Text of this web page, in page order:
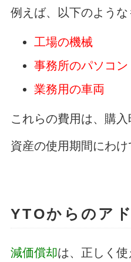
例えば、以下のような
工場の機械
事務所のパソコン
業務用の車両
これらの費用は、購
資産の使用期間にわ
YTOからのア
減価償却は、正しく